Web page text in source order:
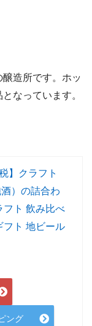
造所です。ホッ
なっています。
】クラフト
）の詰合わ
フト 飲み比べ
フト 地ビール
ング